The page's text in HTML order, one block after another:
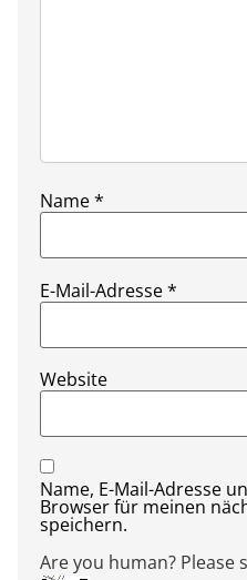
Name*
E-Mail-Adresse*
Website
Name, E-Mail-Adresse
Browser für meinen
speichern.
Are you human? Please